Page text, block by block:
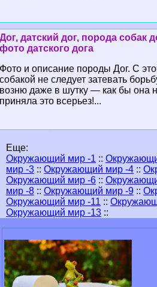
Дог, датский дог, порода собак
фото датского дога
Фото и описание породы Дог. С
собакой не следует затевать
возню даже в шутку — как бы она
приняла это всерьез!...
Еще:
Окружающий мир -1 ::
мир -3 :: Окружающий мир -4 ::
Окружающий мир -6 ::
мир -8 :: Окружающий мир -9 ::
Окружающий мир -11 ::
Окружающий мир -13 ::